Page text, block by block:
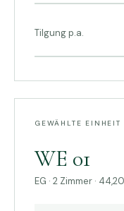
Tilgung p.a.
GEWÄHLTE EINHEIT
WE 01
EG · 2 Zimmer ·